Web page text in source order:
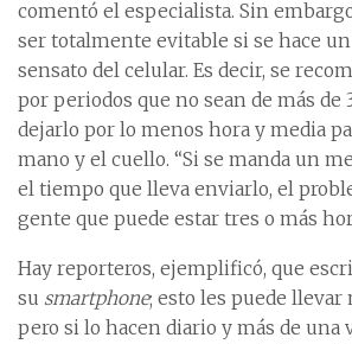
comentó el especialista. Sin
ser totalmente evitable si se hace
sensato del celular. Es decir, se
por periodos que no sean de más de
dejarlo por lo menos hora y media
mano y el cuello. “Si se manda un
el tiempo que lleva enviarlo, el
gente que puede estar tres o más
Hay reporteros, ejemplificó, que
su smartphone; esto les puede llevar
pero si lo hacen diario y más de una